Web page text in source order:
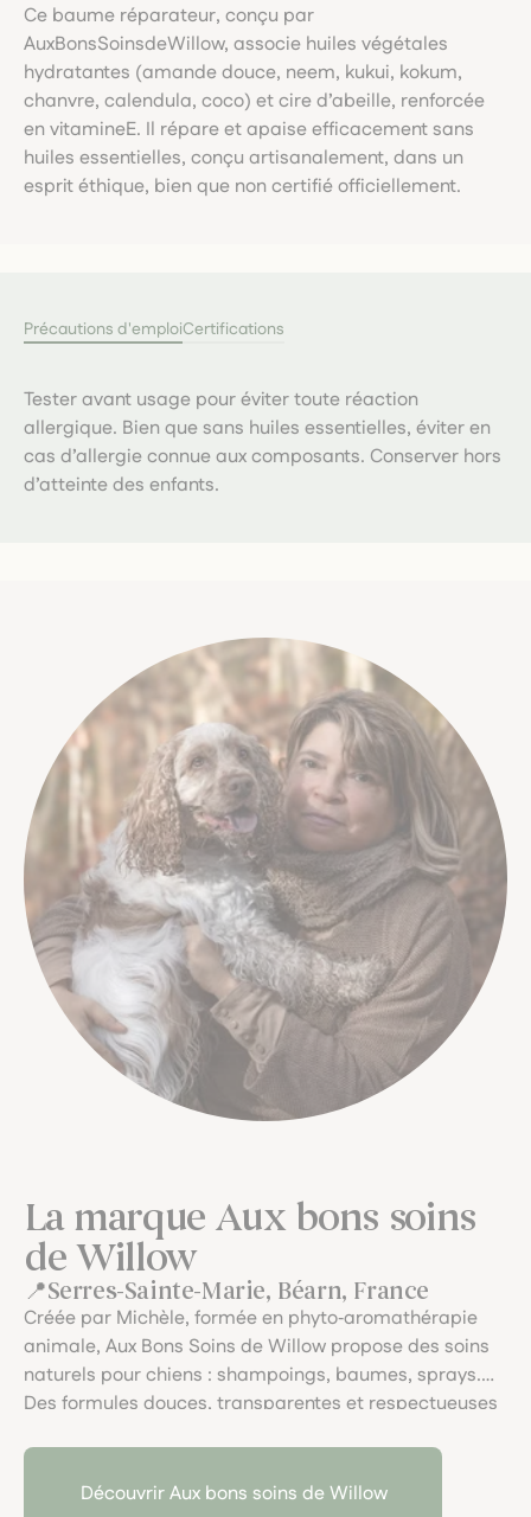
Ce baume réparateur, conçu par
AuxBonsSoinsdeWillow, associe huiles végétales
hydratantes (amande douce, neem, kukui, kokum,
chanvre, calendula, coco) et cire d’abeille, renforcée
en vitamineE. Il répare et apaise efficacement sans
huiles essentielles, conçu artisanalement, dans un
esprit éthique, bien que non certifié officiellement.
Précautions d'emploiCertifications
Tester avant usage pour éviter toute réaction
allergique. Bien que sans huiles essentielles, éviter en
cas d’allergie connue aux composants. Conserver hors
d’atteinte des enfants.
La marque Aux bons soins
de Willow
Serres-Sainte-Marie, Béarn, France
Créée par Michèle, formée en phyto‑aromathérapie
animale, Aux Bons Soins de Willow propose des soins
naturels pour chiens : shampoings, baumes, sprays.
Des formules douces, transparentes et respectueuses
nos compagnons et pour la planète.
Découvrir Aux bons soins de Willow